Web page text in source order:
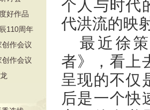
好作品
110周年
作会议
作会议
个人与时代
代洪流的映
最近徐
者》，看上
呈现的不仅
后是一个快